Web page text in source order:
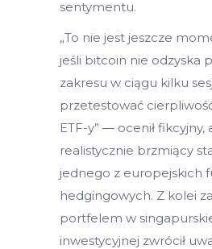
sentymentu.
„To nie jest jeszcze
jeśli bitcoin nie odzyska
zakresu w ciągu kilku
przetestować
ETF-y” — ocenił fikcyjny,
realistycznie brzmiący
jednego z europejskich
hedgingowych. Z kolei
portfelem w
inwestycyjnej zwrócił